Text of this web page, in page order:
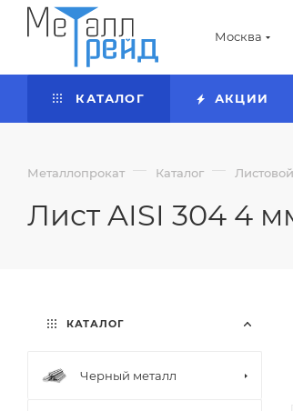
Москва
КАТАЛОГ АКЦИИ
Металлопрокат — Каталог —
Лист AISI 304 4
КАТАЛОГ
Черный металл